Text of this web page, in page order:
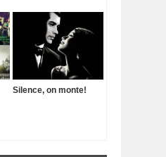
Silence, on monte!